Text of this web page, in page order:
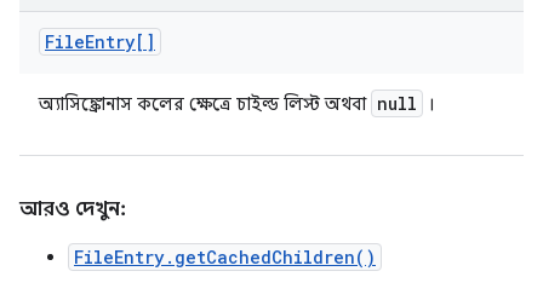
FileEntry[]
অ্যাসিঙ্ক্রোনাস কলের ক্ষেত্রে চাইল্ড লিস্ট অথবা null ।
আরও দেখুন:
FileEntry.getCachedChildren()